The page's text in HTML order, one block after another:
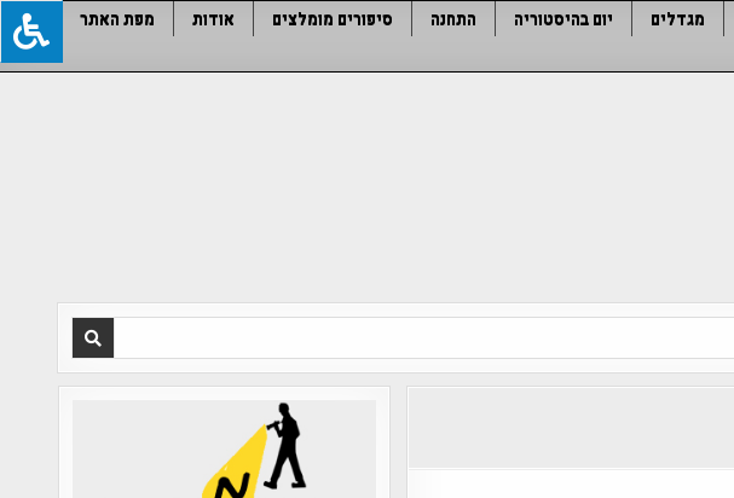
מגדלים יום בהיסטוריה התחנה סיפורים מומלצים אודות
מפת האתר